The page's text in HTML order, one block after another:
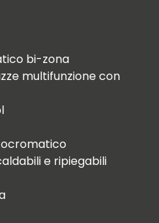
bi-zona
multifunzione con
e ripiegabili